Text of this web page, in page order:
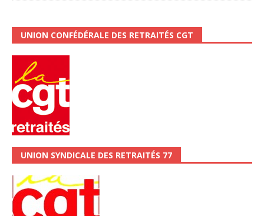
UNION CONFÉDÉRALE DES RETRAITÉS CGT
UNION SYNDICALE DES RETRAITÉS 77